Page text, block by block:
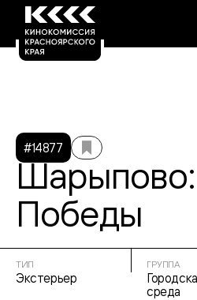
#14877
Победы
ТИП
Экстерьер
ГРУППА
среда